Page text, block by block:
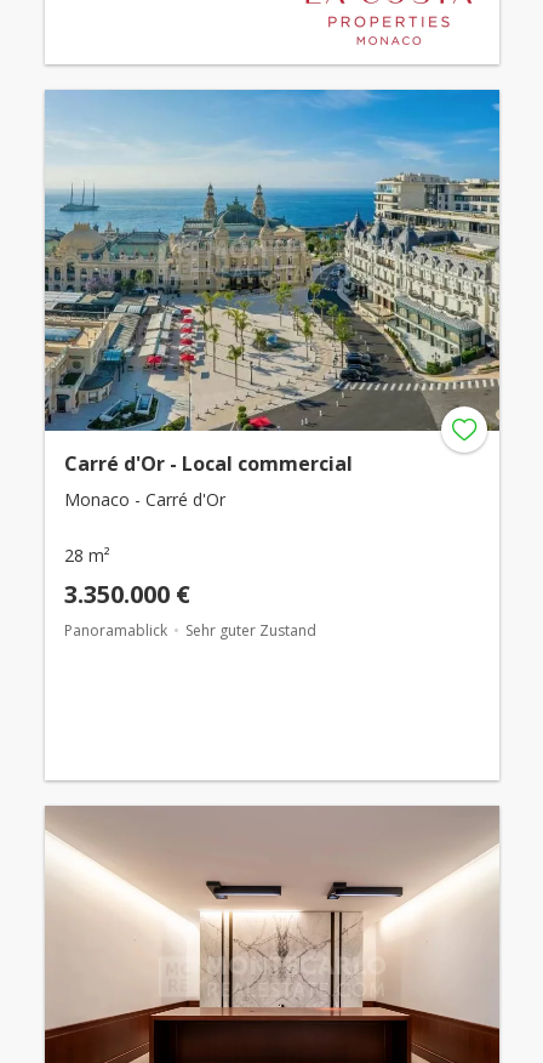
Carré d'Or - Local commercial
Monaco - Carré d'Or
28 m²
3.350.000 €
Panoramablick Sehr guter Zustand